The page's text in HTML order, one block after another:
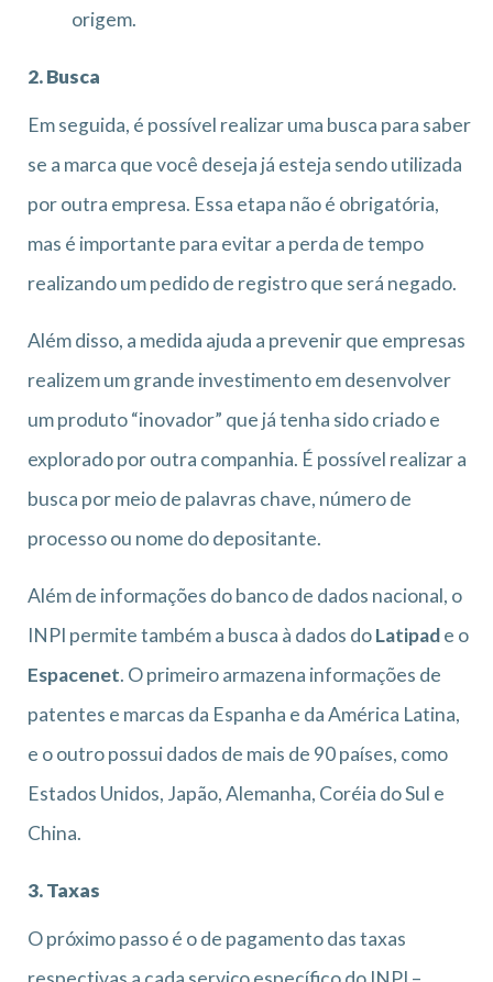
origem.
2. Busca
Em seguida, é possível realizar uma busca para saber
se a marca que você deseja já esteja sendo utilizada
por outra empresa. Essa etapa não é obrigatória,
mas é importante para evitar a perda de tempo
realizando um pedido de registro que será negado.
Além disso, a medida ajuda a prevenir que empresas
realizem um grande investimento em desenvolver
um produto “inovador” que já tenha sido criado e
explorado por outra companhia. É possível realizar a
busca por meio de palavras chave, número de
processo ou nome do depositante.
Além de informações do banco de dados nacional, o
INPI permite também a busca à dados doLatipade o
Espacenet. O primeiro armazena informações de
patentes e marcas da Espanha e da América Latina,
e o outro possui dados de mais de 90 países, como
Estados Unidos, Japão, Alemanha, Coréia do Sul e
China.
3. Taxas
O próximo passo é o de pagamento das taxas